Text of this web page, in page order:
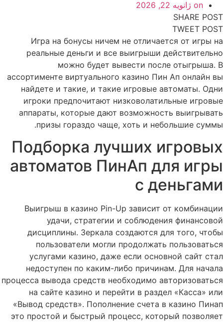
on ژانویه 22, 2026
SHARE POST
TWEET POST
Игра на бонусы ничем не отличается от игры на
реальные деньги и все выигрыши действительно
можно будет вывести после отыгрыша. В
ассортименте виртуального казино Пин Ап онлайн вы
найдете и такие, и такие игровые автоматы. Одни
игроки предпочитают низковолатильные игровые
аппараты, которые дают возможность выигрывать
призы гораздо чаще, хоть и небольшие суммы.
Подборка лучших игровых
автоматов ПинАп для игры
с деньгами
Выигрыш в казино Pin-Up зависит от комбинации
удачи, стратегии и соблюдения финансовой
дисциплины. Зеркала создаются для того, чтобы
пользователи могли продолжать пользоваться
услугами казино, даже если основной сайт стал
недоступен по каким-либо причинам. Для начала
процесса вывода средств необходимо авторизоваться
на сайте казино и перейти в раздел «Касса» или
«Вывод средств». Пополнение счета в казино Пинап
это простой и быстрый процесс, который позволяет